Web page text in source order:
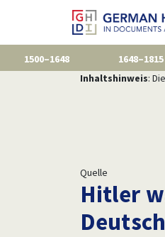
1500–1648 1648–1815
Inhaltshinweis:
Quelle
Hitler